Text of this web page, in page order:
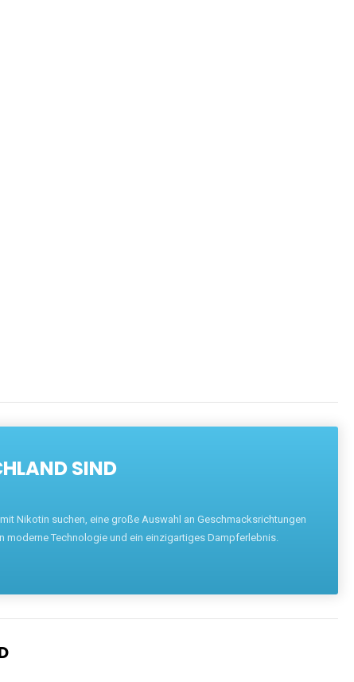
SIND
Nikotin suchen, eine große Auswahl an Geschmacksrichtungen
moderne Technologie und ein einzigartiges Dampferlebnis.